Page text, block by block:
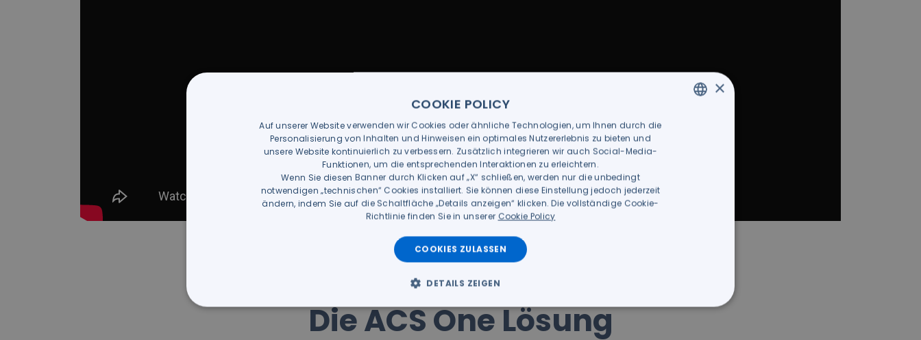
Die ACS One Lösung
×
COOKIE POLICY
Auf unserer Website verwenden wir Cookies oder ähnliche Technologien, um Ihnen durch die
Personalisierung von Inhalten und Hinweisen ein optimales Nutzererlebnis zu bieten und
unsere Website kontinuierlich zu verbessern. Zusätzlich integrieren wir auch Social-Media-
Funktionen, um die entsprechenden Interaktionen zu erleichtern.
Wenn Sie diesen Banner durch Klicken auf „X“ schließen, werden nur die unbedingt
notwendigen „technischen“ Cookies installiert. Sie können diese Einstellung jedoch jederzeit
ändern, indem Sie auf die Schaltfläche „Details anzeigen“ klicken. Die vollständige Cookie-
Richtlinie finden Sie in unserer Cookie Policy
COOKIES ZULASSEN
DETAILS ZEIGEN